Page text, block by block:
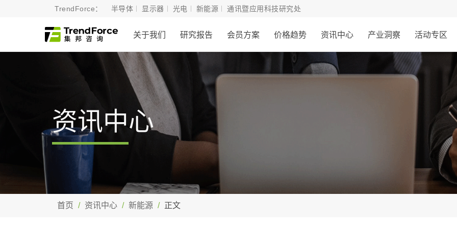
TrendForce： 半导体 显示器 光电 新能源 通讯暨应用科技研究处
关于我们 研究报告 会员方案 价格趋势 资讯中心 产业洞察 活动专区
资讯中心
首页 资讯中心 新能源 正文